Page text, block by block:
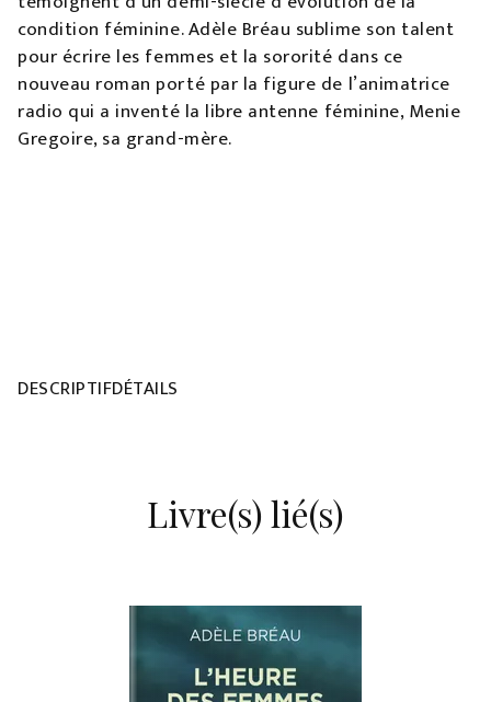
condition féminine. Adèle Bréau sublime son talent
pour écrire les femmes et la sororité dans ce
nouveau roman porté par la figure de l’animatrice
radio qui a inventé la libre antenne féminine, Menie
Gregoire, sa grand-mère.
DESCRIPTIFDÉTAILS
Livre(s) lié(s)